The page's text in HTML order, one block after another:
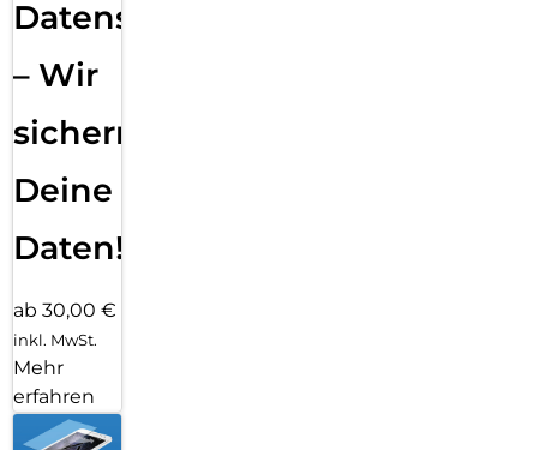
Datensicherung
– Wir
sichern
Deine
Daten!
ab 30,00 €
inkl. MwSt.
Mehr
erfahren